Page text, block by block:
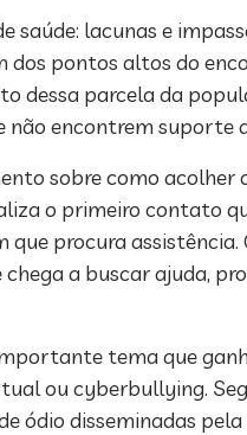
saúde: lacunas e
dos pontos altos do
dessa parcela da
encontrem suporte
sobre como
o primeiro contato
que procura
a buscar ajuda,
tema que
ou cyberbullying.
ódio disseminadas